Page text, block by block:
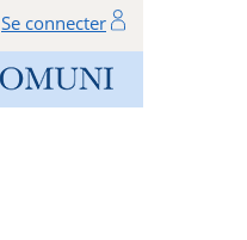
Se connecter